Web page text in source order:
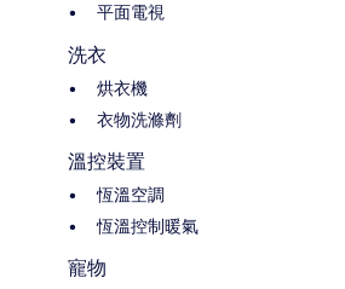
平面電視
洗衣
烘衣機
衣物洗滌劑
溫控裝置
恆溫空調
恆溫控制暖氣
寵物